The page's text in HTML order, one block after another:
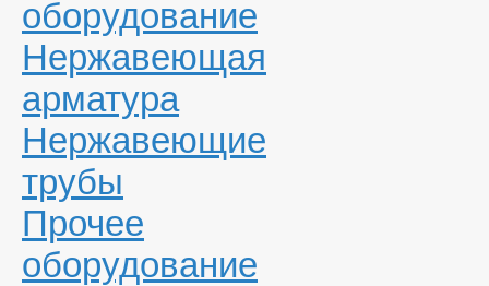
оборудование
Нержавеющая
арматура
Нержавеющие
трубы
Прочее
оборудование